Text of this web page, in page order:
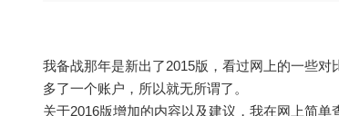
我备战那年是新出了2015版，看过网上的一些
多了一个账户，所以就无所谓了。
关于2016版增加的内容以及建议，我在网上简单